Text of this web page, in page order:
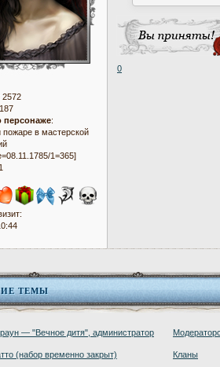
2572
персонаже:
пожаре в мастерской
1=365]
0
ТЕМЫ
— "Вечное дитя", администратор
(набор временно закрыт) Кланы